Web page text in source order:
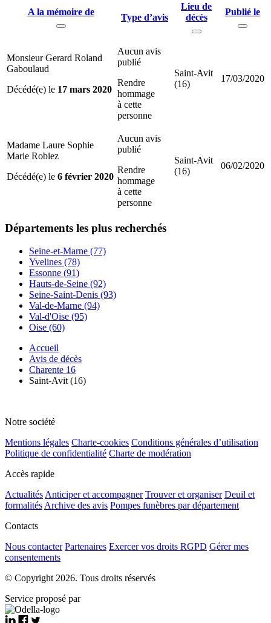
A la mémoire de
Type d’avis
Lieu de
décès
Publié le
Monsieur Gerard Roland
Gaboulaud
Décédé(e) le 17 mars 2020
Aucun avis
publié
Rendre
hommage
à cette
personne
Saint-Avit
(16)
17/03/2020
Madame Laure Sophie
Marie Robiez
Décédé(e) le 6 février 2020
Aucun avis
publié
Rendre
hommage
à cette
personne
Saint-Avit
(16)
06/02/2020
Départements les plus recherchés
Seine-et-Marne (77)
Yvelines (78)
Essonne (91)
Hauts-de-Seine (92)
Seine-Saint-Denis (93)
Val-de-Marne (94)
Val-d'Oise (95)
Oise (60)
Accueil
Avis de décès
Charente 16
Saint-Avit (16)
Notre société
Mentions légales Charte-cookies Conditions générales d’utilisation
Politique de confidentialité Charte de modération
Accès rapide
Actualités Anticiper et accompagner Trouver et organiser Deuil et
formalités Archive des avis Pompes funèbres par département
Contacts
Nous contacter Partenaires Exercer vos droits RGPD Gérer mes
consentements
© Copyright 2026. Tous droits réservés
Service proposé par